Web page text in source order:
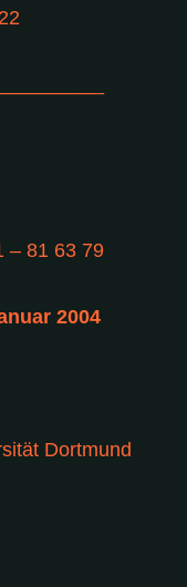
– 81 63 79
2004
Dortmund